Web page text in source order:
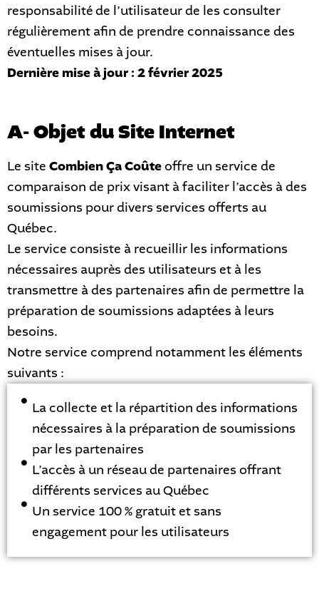
responsabilité de l’utilisateur de les consulter
régulièrement afin de prendre connaissance des
éventuelles mises à jour.
Dernière mise à jour : 2 février 2025
A- Objet du Site Internet
Le site Combien Ça Coûteoffre un service de
comparaison de prix visant à faciliter l’accès à des
soumissions pour divers services offerts au
Québec.
Le service consiste à recueillir les informations
nécessaires auprès des utilisateurs et à les
transmettre à des partenaires afin de permettre la
préparation de soumissions adaptées à leurs
besoins.
Notre service comprend notamment les éléments
suivants :
La collecte et la répartition des informations
nécessaires à la préparation de soumissions
par les partenaires
L’accès à un réseau de partenaires offrant
différents services au Québec
Un service 100 % gratuit et sans
engagement pour les utilisateurs